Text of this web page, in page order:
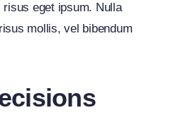
risus eget ipsum. Nulla
mollis, vel bibendum